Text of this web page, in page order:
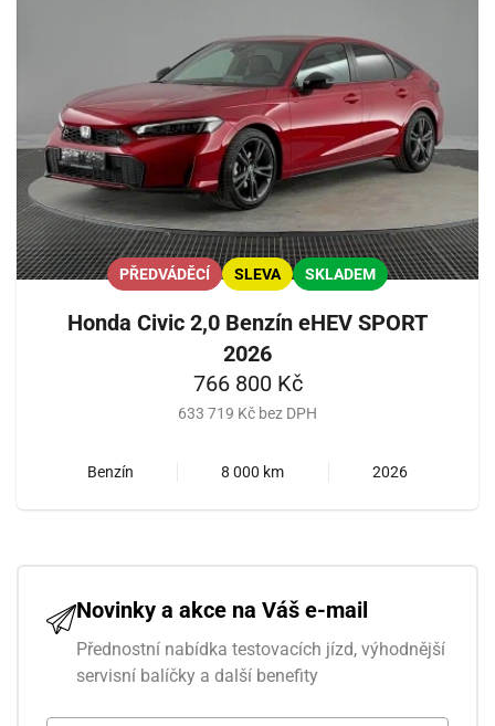
PŘEDVÁDĚCÍ SLEVA SKLADEM
Honda Civic 2,0 Benzín eHEV SPORT
2026
766 800 Kč
633 719 Kč bez DPH
Benzín 8 000 km 2026
Novinky a akce na Váš e-mail
Přednostní nabídka testovacích jízd, výhodnější
servisní balíčky a další benefity